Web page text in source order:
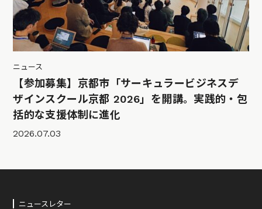
ニュース
【参加募集】京都市「サーキュラービジネスデ
ザインスクール京都 2026」を開講。実践的・包
括的な支援体制に進化
2026.07.03
ニュースレター